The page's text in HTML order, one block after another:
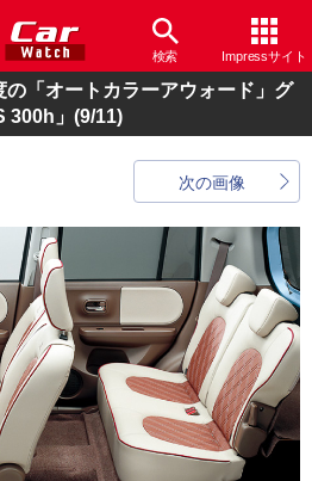
検索 Impressサイト
の「オートカラーアウォード」グ
300h」 (9/11)
次の画像